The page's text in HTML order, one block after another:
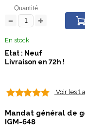
Quantité
En stock
Etat : Neuf
Livraison en 72h !
Voir les 1
Mandat général de
IGM-648